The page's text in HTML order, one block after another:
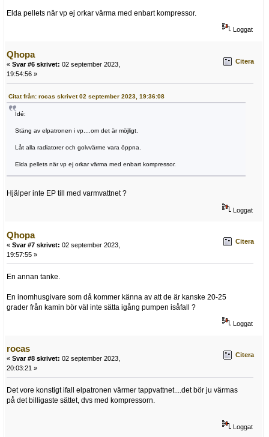
Elda pellets när vp ej orkar värma med enbart kompressor.
Loggat
Qhopa
« Svar #6 skrivet: 02 september 2023,
19:54:56 »
Citera
Citat från: rocas skrivet 02 september 2023, 19:36:08
Idé:
Stäng av elpatronen i vp....om det är möjligt.
Låt alla radiatorer och golvvärme vara öppna.
Elda pellets när vp ej orkar värma med enbart kompressor.
Hjälper inte EP till med varmvattnet ?
Loggat
Qhopa
« Svar #7 skrivet: 02 september 2023,
19:57:55 »
Citera
En annan tanke.
En inomhusgivare som då kommer känna av att de är kanske 20-25
grader från kamin bör väl inte sätta igång pumpen isåfall ?
Loggat
rocas
« Svar #8 skrivet: 02 september 2023,
20:03:21 »
Citera
Det vore konstigt ifall elpatronen värmer tappvattnet....det bör ju värmas
på det billigaste sättet, dvs med kompressorn.
Loggat